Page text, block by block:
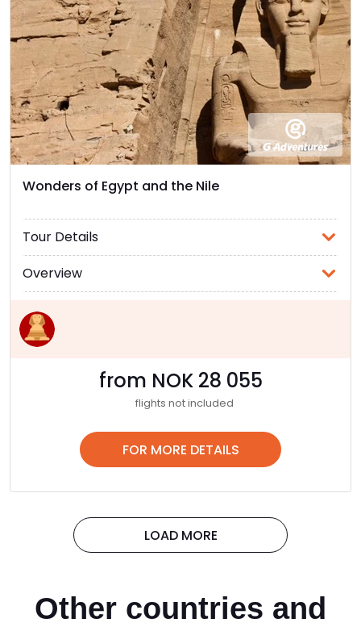
Wonders of Egypt and the Nile
Tour Details
Overview
from NOK 28 055
flights not included
FOR MORE DETAILS
LOAD MORE
Other countries and